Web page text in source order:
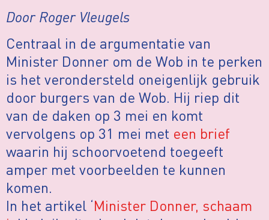
Door Roger Vleugels
Centraal in de argumentatie van
Minister Donner om de Wob in te perken
is het verondersteld oneigenlijk gebruik
door burgers van de Wob. Hij riep dit
van de daken op 3 mei en komt
vervolgens op 31 mei met een brief
waarin hij schoorvoetend toegeeft
amper met voorbeelden te kunnen
komen.
In het artikel ‘Minister Donner, schaam